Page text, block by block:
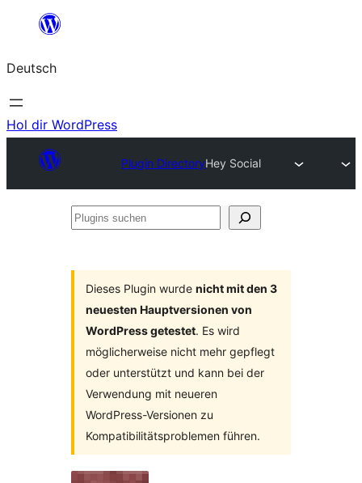
springen
Deutsch
Hol dir WordPress
Plugin DirectoryHey Social
Plugins
Dieses Plugin wurde nicht mit den 3
neuesten Hauptversionen von
WordPress getestet. Es wird
möglicherweise nicht mehr gepflegt
oder unterstützt und kann bei der
Verwendung mit neueren
WordPress-Versionen zu
Kompatibilitätsproblemen führen.